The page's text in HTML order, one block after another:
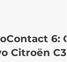
6: O
Citroën C3